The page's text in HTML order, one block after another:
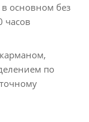
основном без
часов
по